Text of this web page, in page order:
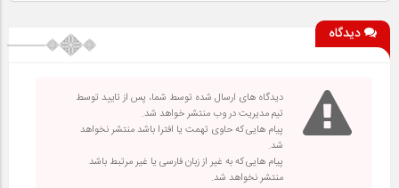
دیدگاه
دیدگاه های ارسال شده توسط شما، پس از تایید توسط
تیم مدیریت در وب منتشر خواهد شد.
پیام هایی که حاوی تهمت یا افترا باشد منتشر نخواهد
شد.
پیام هایی که به غیر از زبان فارسی یا غیر مرتبط باشد
منتشر نخواهد شد.